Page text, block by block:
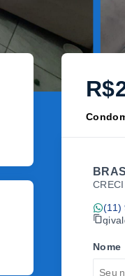
CRECI
(11)
Nome